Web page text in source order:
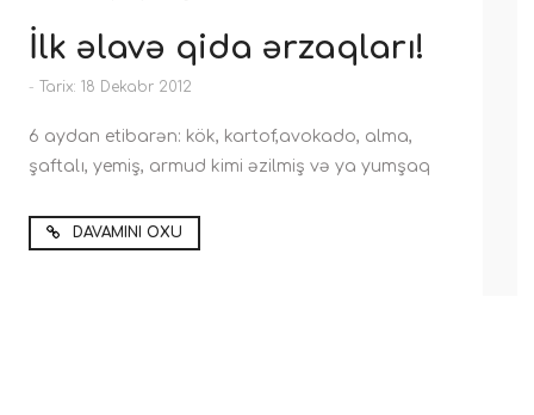
İlk əlavə qida ərzaqları!
- Tarix: 18 Dekabr 2012
6 aydan etibarən: kök, kartof,avokado, alma,
şaftalı, yemiş, armud kimi əzilmiş və ya yumşaq
DAVAMINI OXU